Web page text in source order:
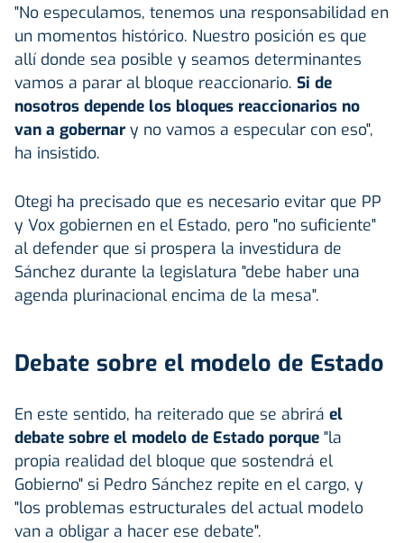
"No especulamos, tenemos una responsabilidad en
un momentos histórico. Nuestro posición es que
allí donde sea posible y seamos determinantes
vamos a parar al bloque reaccionario. Si de
nosotros depende los bloques reaccionarios no
van a gobernar y no vamos a especular con eso",
ha insistido.
Otegi ha precisado que es necesario evitar que PP
y Vox gobiernen en el Estado, pero "no suficiente"
al defender que si prospera la investidura de
Sánchez durante la legislatura "debe haber una
agenda plurinacional encima de la mesa".
Debate sobre el modelo de Estado
En este sentido, ha reiterado que se abrirá el
debate sobre el modelo de Estado porque "la
propia realidad del bloque que sostendrá el
Gobierno" si Pedro Sánchez repite en el cargo, y
"los problemas estructurales del actual modelo
van a obligar a hacer ese debate".